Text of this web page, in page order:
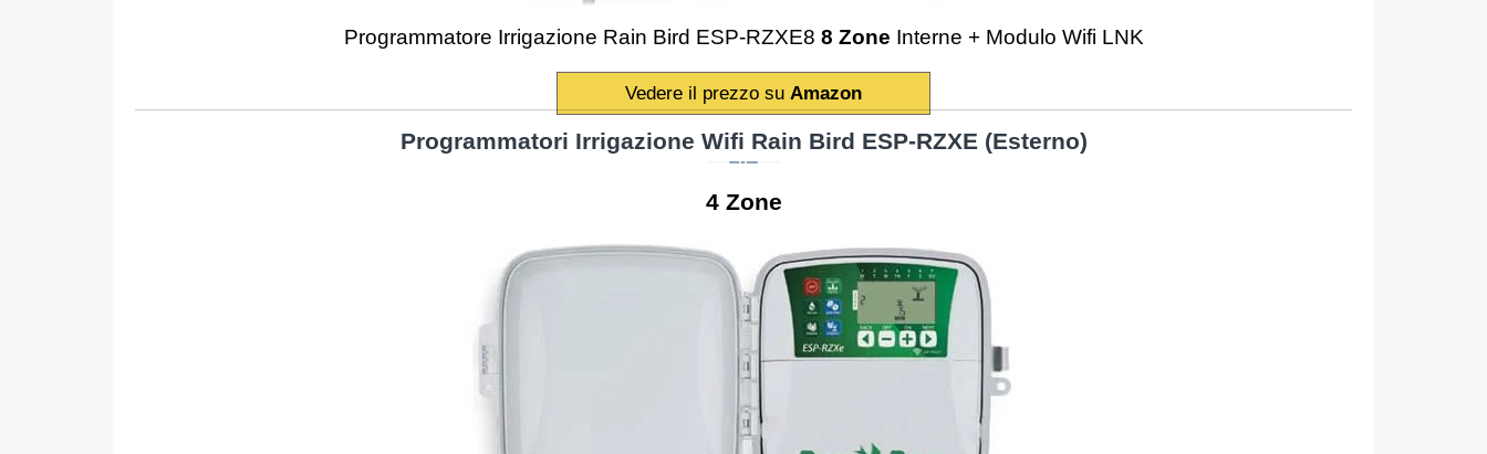
Programmatore Irrigazione Rain Bird ESP-RZXE8 8 Zone Interne + Modulo Wifi LNK
Vedere il prezzo su Amazon
Programmatori Irrigazione Wifi Rain Bird ESP-RZXE (Esterno)
4 Zone